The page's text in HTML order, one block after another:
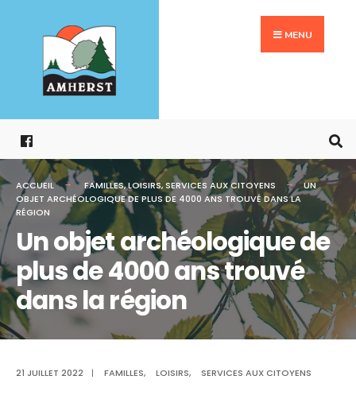
contenu
MENU
ACCUEIL FAMILLES,LOISIRS,SERVICES AUX CITOYENS
UN
OBJET ARCHÉOLOGIQUE DE PLUS DE 4000 ANS TROUVÉ DANS LA
RÉGION
Un objet archéologique de
plus de 4000 ans trouvé
dans la région
21 JUILLET 2022 | FAMILLES, LOISIRS, SERVICES AUX CITOYENS
for: